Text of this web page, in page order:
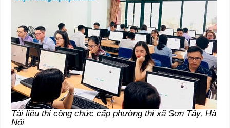
Tài liệu thi công chức cấp phường thị xã Sơn Tây, Hà
Nội